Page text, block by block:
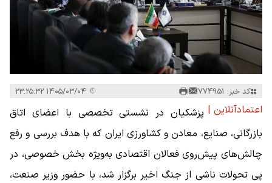
کد خبر: 774951
اعتمادآنلاین | پزشکیان در نشستی تخصصی با اعضای اتاق
بازرگانی، صنایع، معادن و کشاورزی ایران که با هدف بررسی و رفع
چالش‌های پیش‌روی فعالان اقتصادی به‌ویژه بخش خصوصی، در
پی تحولات ناشی از جنگ اخیر برگزار شد، با حضور وزیر صنعت،